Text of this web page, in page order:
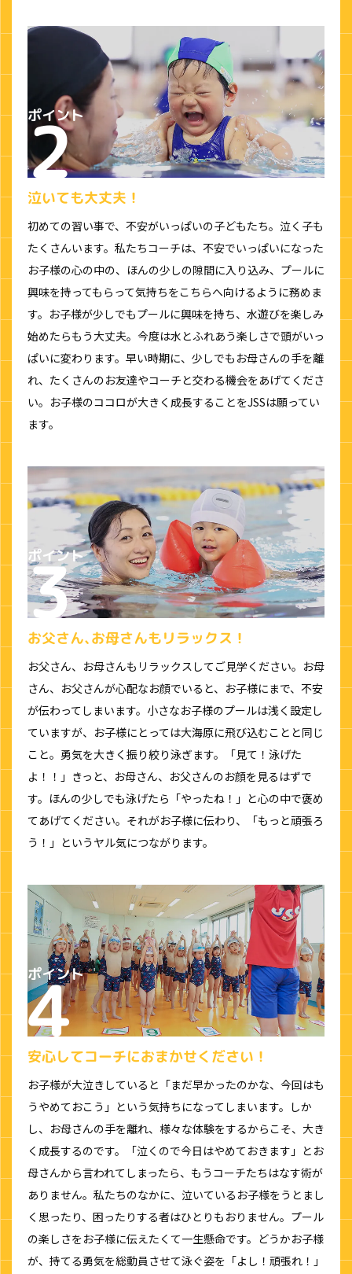
泣いても大丈夫！
初めての習い事で、不安がいっぱいの子どもたち。泣く子も
たくさんいます。私たちコーチは、不安でいっぱいになった
お子様の心の中の、ほんの少しの隙間に入り込み、プールに
興味を持ってもらって気持ちをこちらへ向けるように務めま
す。お子様が少しでもプールに興味を持ち、水遊びを楽しみ
始めたらもう大丈夫。今度は水とふれあう楽しさで頭がいっ
ぱいに変わります。早い時期に、少しでもお母さんの手を離
れ、たくさんのお友達やコーチと交わる機会をあげてくださ
い。お子様のココロが大きく成長することをJSSは願ってい
ます。
お父さん､お母さんもリラックス！
お父さん、お母さんもリラックスしてご見学ください。お母
さん、お父さんが心配なお顔でいると、お子様にまで、不安
が伝わってしまいます。小さなお子様のプールは浅く設定し
ていますが、お子様にとっては大海原に飛び込むことと同じ
こと。勇気を大きく振り絞り泳ぎます。「見て！泳げた
よ！！」きっと、お母さん、お父さんのお顔を見るはずで
す。ほんの少しでも泳げたら「やったね！」と心の中で褒め
てあげてください。それがお子様に伝わり、「もっと頑張ろ
う！」というヤル気につながります。
安心してコーチにおまかせください！
お子様が大泣きしていると「まだ早かったのかな、今回はも
うやめておこう」という気持ちになってしまいます。しか
し、お母さんの手を離れ、様々な体験をするからこそ、大き
く成長するのです。「泣くので今日はやめておきます」とお
母さんから言われてしまったら、もうコーチたちはなす術が
ありません。私たちのなかに、泣いているお子様をうとまし
く思ったり、困ったりする者はひとりもおりません。プール
の楽しさをお子様に伝えたくて一生懸命です。どうかお子様
が、持てる勇気を総動員させて泳ぐ姿を「よし！頑張れ！」